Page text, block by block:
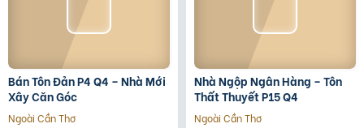
Bán Tôn Đản P4 Q4 – Nhà Mới
Xây Căn Góc
Ngoài Cần Thơ
Nhà Ngộp Ngân Hàng – Tôn
Thất Thuyết P15 Q4
Ngoài Cần Thơ